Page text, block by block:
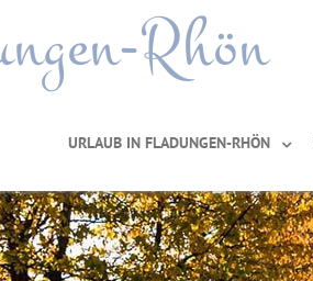
Rhön
URLAUB IN FLADUNGEN-RHÖN